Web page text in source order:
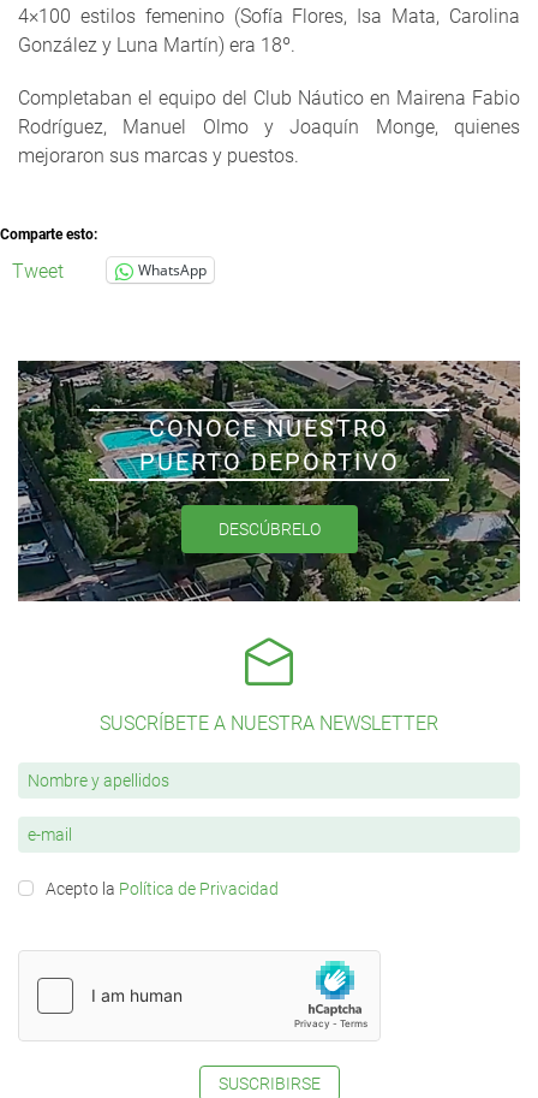
4×100 estilos femenino (Sofía Flores, Isa Mata, Carolina
González y Luna Martín) era 18º.
Completaban el equipo del Club Náutico en Mairena Fabio
Rodríguez, Manuel Olmo y Joaquín Monge, quienes
mejoraron sus marcas y puestos.
Comparte esto:
Tweet WhatsApp
CONOCE NUESTRO
PUERTO DEPORTIVO
DESCÚBRELO
SUSCRÍBETE A NUESTRA NEWSLETTER
Acepto la Política de Privacidad
SUSCRIBIRSE